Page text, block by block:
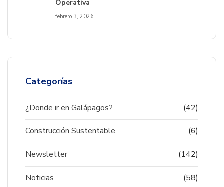
Operativa
febrero 3, 2026
Categorías
¿Donde ir en Galápagos? (42)
Construcción Sustentable (6)
Newsletter (142)
Noticias (58)